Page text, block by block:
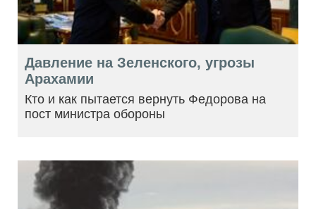
Давление на Зеленского, угрозы
Арахамии
Кто и как пытается вернуть Федорова на
пост министра обороны